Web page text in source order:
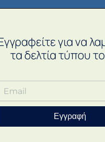
για να
τα δελτία τύπου
Εγγραφή